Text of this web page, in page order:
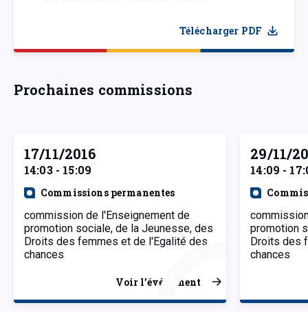
Télécharger PDF
Prochaines commissions
17/11/2016
14:03 - 15:09
Commissions permanentes
commission de l'Enseignement de
promotion sociale, de la Jeunesse, des
Droits des femmes et de l'Egalité des
chances
Voir l’événement
29/11/
14:09 -
promotion
Droits des
chances